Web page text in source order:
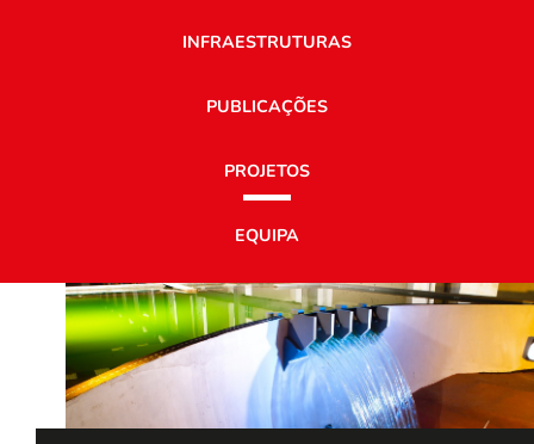
INFRAESTRUTURAS
PUBLICAÇÕES
PROJETOS
EQUIPA